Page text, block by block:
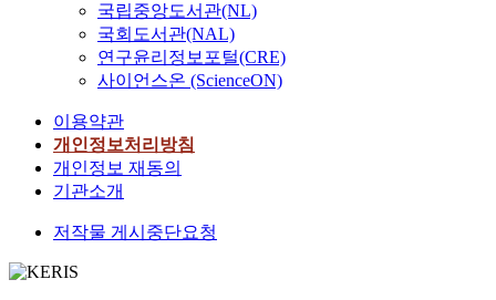
국립중앙도서관(NL)
국회도서관(NAL)
연구윤리정보포털(CRE)
사이언스온 (ScienceON)
이용약관
개인정보처리방침
개인정보 재동의
기관소개
저작물 게시중단요청